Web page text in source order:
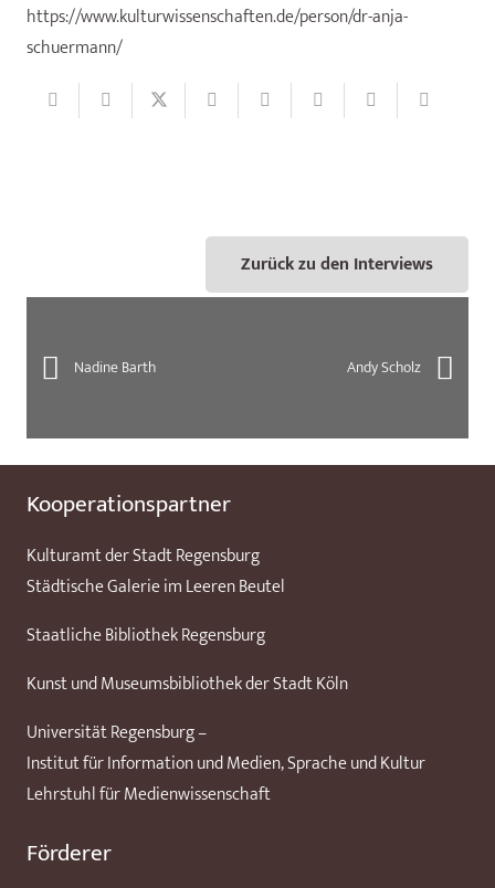
https://www.kulturwissenschaften.de/person/dr-anja-
schuermann/
Zurück zu den Interviews
Nadine Barth Andy Scholz
Kooperationspartner
Kulturamt der Stadt Regensburg
Städtische Galerie im Leeren Beutel
Staatliche Bibliothek Regensburg
Kunst und Museumsbibliothek der Stadt Köln
Universität Regensburg –
Institut für Information und Medien, Sprache und Kultur
Lehrstuhl für Medienwissenschaft
Förderer